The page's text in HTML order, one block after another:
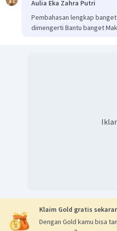
Konfigurasi elektron
berpasangan terbanyak adalah:
Jadi, jawaban yang tepat
Aulia Eka Zahra Putri
Pembahasan lengkap
dimengerti Bantu banget
Klaim Gold gratis
Dengan Gold kamu bisa